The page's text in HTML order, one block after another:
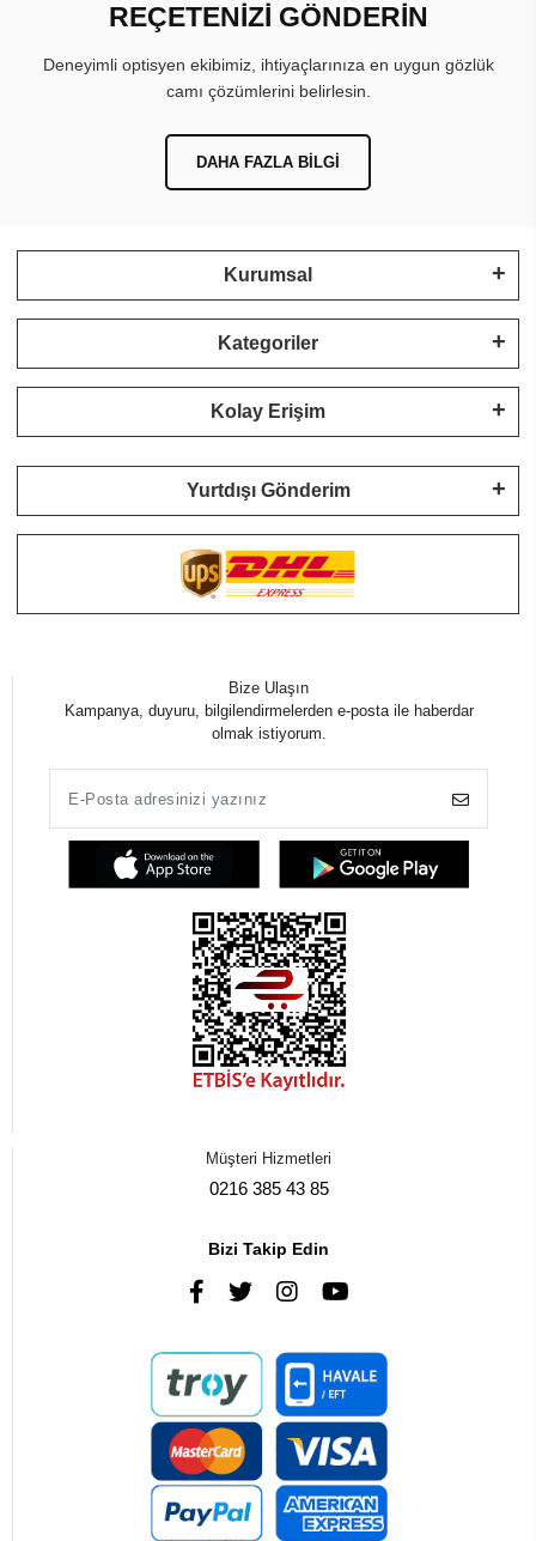
REÇETENİZİ GÖNDERİN
Deneyimli optisyen ekibimiz, ihtiyaçlarınıza en uygun gözlük
camı çözümlerini belirlesin.
DAHA FAZLA BILGI
Kurumsal
Kategoriler
Kolay Erişim
Yurtdışı Gönderim
Bize Ulaşın
Kampanya, duyuru, bilgilendirmelerden e-posta ile haberdar
olmak istiyorum.
Müşteri Hizmetleri
0216 385 43 85
Bizi Takip Edin